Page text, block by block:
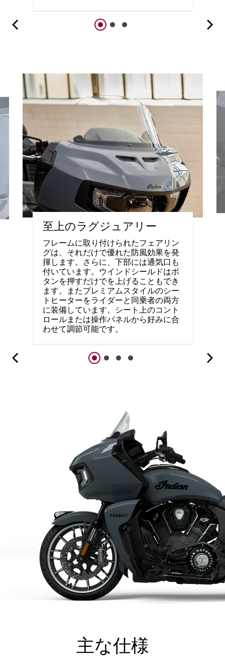
至上のラグジュアリー
フレームに取り付けられたフェアリン
グは、それだけで優れた防風効果を発
揮します。さらに、下部には通気口も
付いています。ウインドシールドはボ
タンを押すだけでを上げることもでき
ます。またプレミアムスタイルのシー
トヒーターをライダーと同乗者の両方
に装備しています。シート上のコント
ロールまたは操作パネルから好みに合
わせて調節可能です。
主な仕様